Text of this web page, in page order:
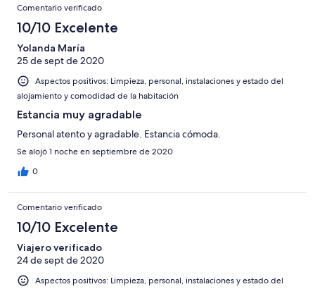
Comentario verificado
10/10 Excelente
Yolanda María
25 de sept de 2020
Aspectos positivos: Limpieza, personal, instalaciones y estado del
alojamiento y comodidad de la habitación
Estancia muy agradable
Personal atento y agradable. Estancia cómoda.
Se alojó 1 noche en septiembre de 2020
0
Comentario verificado
10/10 Excelente
Viajero verificado
24 de sept de 2020
Aspectos positivos: Limpieza, personal, instalaciones y estado del